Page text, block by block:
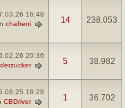
16:48
chafreni 14 238.053
20:36
5 38.982
18:28
CBDriver 1 36.702